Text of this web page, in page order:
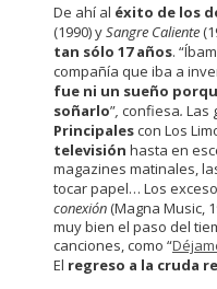
De ahí al éxito de los
(1990) ySangre Caliente
tan sólo 17 años.
compañía que iba a
fue ni un sueño
soñarlo”, confiesa. Las
Principalescon Los
televisión hasta en
magazines matinales,
tocar papel… Los
conexión (Magna Music,
muy bien el paso del
canciones, como “
El regreso a la cruda